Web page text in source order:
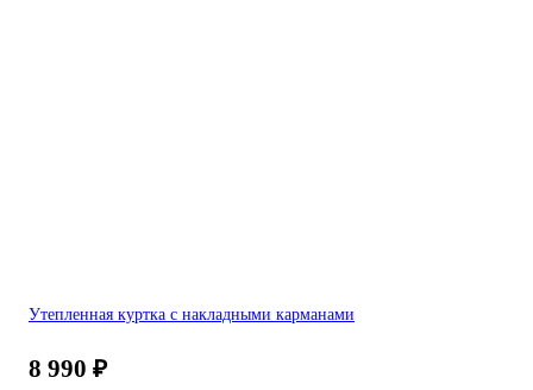
Утепленная куртка с накладными карманами
8 990 ₽